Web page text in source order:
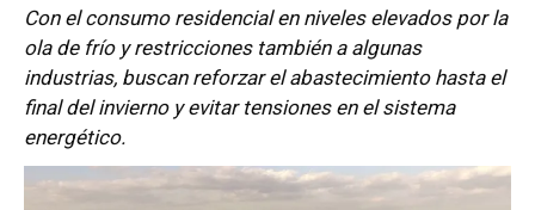
Con el consumo residencial en niveles elevados por la
ola de frío y restricciones también a algunas
industrias, buscan reforzar el abastecimiento hasta el
final del invierno y evitar tensiones en el sistema
energético.